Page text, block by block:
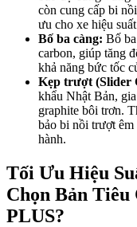
còn cung cấp bi
ưu cho xe hiệu
Bố ba càng: Bố
carbon, giúp tăng
khả năng bức tốc
Kẹp trượt (Slider
khẩu Nhật Bản,
graphite bôi trơn.
bảo bi nồi trượt
hành.
Tối Ưu Hiệu
Chọn Bản Tiêu
PLUS?